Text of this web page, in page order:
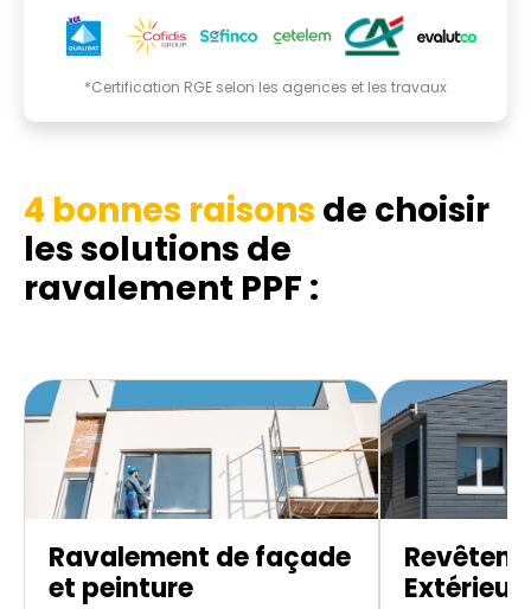
*Certification RGE selon les agences et les travaux
4 bonnes raisons de choisir
les solutions de
ravalement PPF :
Ravalement de façade
et peinture
Extérieur